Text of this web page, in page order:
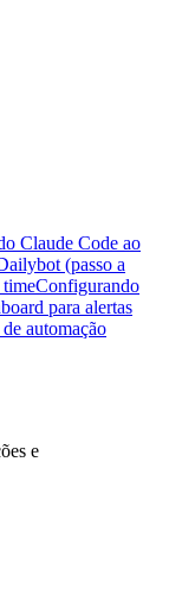
Claude Code ao
(passo a
timeConfigurando
para alertas
automação
e